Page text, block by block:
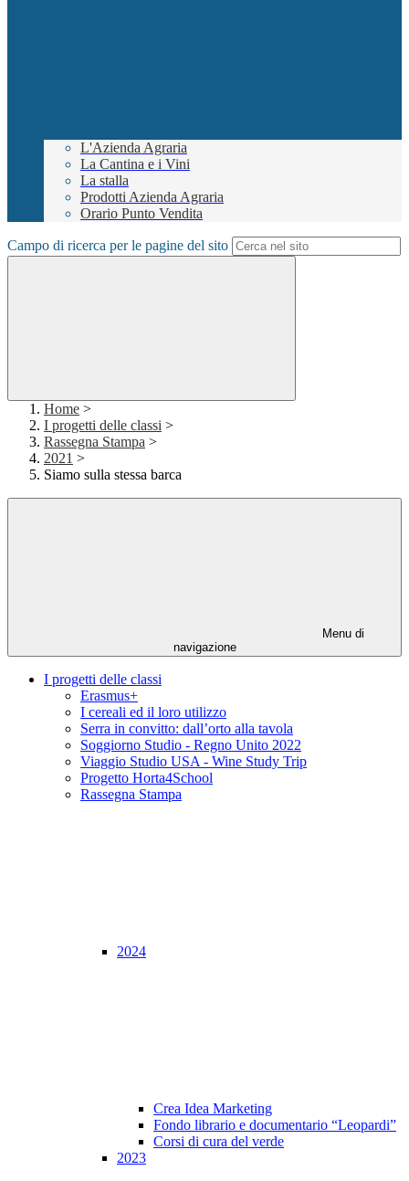
L'Azienda Agraria
La Cantina e i Vini
La stalla
Prodotti Azienda Agraria
Orario Punto Vendita
Campo di ricerca per le pagine del sito
Home >
I progetti delle classi >
Rassegna Stampa >
2021 >
Siamo sulla stessa barca
Menu di
navigazione
I progetti delle classi
Erasmus+
I cereali ed il loro utilizzo
Serra in convitto: dall’orto alla tavola
Soggiorno Studio - Regno Unito 2022
Viaggio Studio USA - Wine Study Trip
Progetto Horta4School
Rassegna Stampa
2024
Crea Idea Marketing
Fondo librario e documentario “Leopardi”
Corsi di cura del verde
2023